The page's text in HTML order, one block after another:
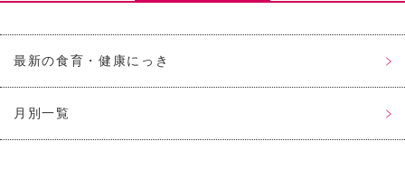
最新の食育・健康にっき
月別一覧